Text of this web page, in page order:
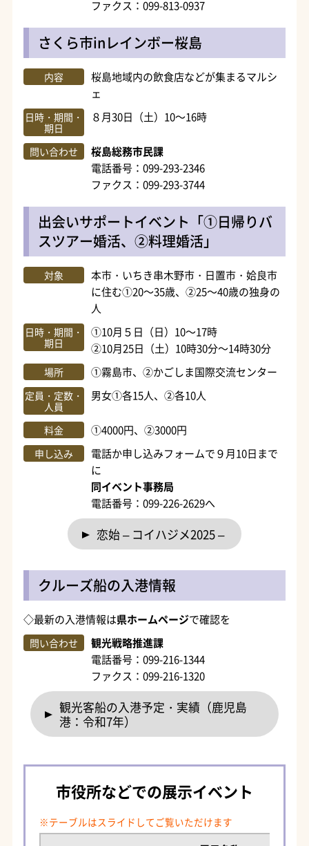
ファクス：099-813-0937
さくら市inレインボー桜島
内容
桜島地域内の飲食店などが集まるマルシ
ェ
日時・期間・
期日
８月30日（土）10～16時
問い合わせ
桜島総務市民課
電話番号：099-293-2346
ファクス：099-293-3744
出会いサポートイベント「①日帰りバ
スツアー婚活、②料理婚活」
対象
本市・いちき串木野市・日置市・姶良市
に住む①20～35歳、②25～40歳の独身の
人
日時・期間・
期日
①10月５日（日）10～17時
②10月25日（土）10時30分～14時30分
場所 ①霧島市、②かごしま国際交流センター
定員・定数・
人員
男女①各15人、②各10人
料金 ①4000円、②3000円
申し込み
電話か申し込みフォームで９月10日まで
に
同イベント事務局
電話番号：099-226-2629へ
恋始 – コイハジメ2025 –
クルーズ船の入港情報
◇最新の入港情報は県ホームページで確認を
問い合わせ
観光戦略推進課
電話番号：099-216-1344
ファクス：099-216-1320
観光客船の入港予定・実績（鹿児島
港：令和7年）
市役所などでの展示イベント